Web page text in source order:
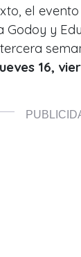
el
Godoy y
16,